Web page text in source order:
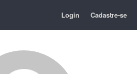
Login Cadastre-se